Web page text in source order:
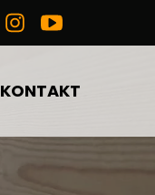
KONTAKT